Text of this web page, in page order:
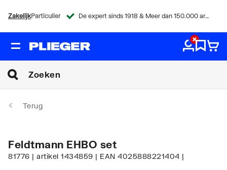
ZakelijkParticulier De expert sinds 1918 & Meer dan 150.000 artikelen
Terug
Feldtmann EHBO set
81776 | artikel 1434859 | EAN 4025888221404 |